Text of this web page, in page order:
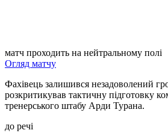
матч проходить на нейтральному полі
Огляд матчу
Фахівець залишився незадоволений
розкритикував тактичну підготовку
тренерського штабу Арди Турана.
до речі